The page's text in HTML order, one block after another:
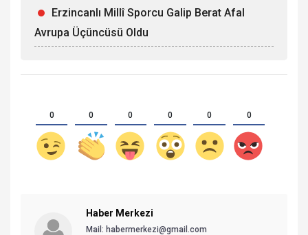
Erzincanlı Millî Sporcu Galip Berat Afal
Avrupa Üçüncüsü Oldu
0 0 0 0 0 0
Haber Merkezi
Mail: habermerkezi@gmail.com